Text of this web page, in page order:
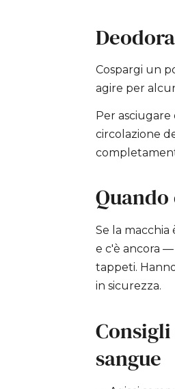
Cospargi un
agire per
Per
circolazione
Se la
e c'è ancora
tappeti.
in sicurezza.
sangue